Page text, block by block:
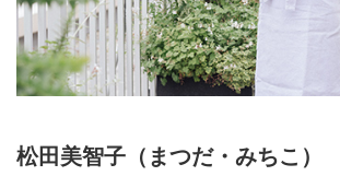
松田美智子（まつだ・みちこ）